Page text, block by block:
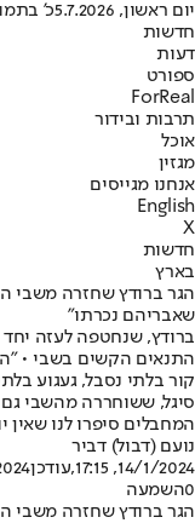
יום ראשון, 5.7.2026
כ'
חדשות
דעות
ספורט
ForReal
תרבות ובידור
אוכל
מגזין
אנחנו מגייסים
English
X
חדשות
בארץ
הגר ברודץ שחזרה משבי
שאבריהם נכרתו"
התנאים הקשים בשבי •
קור בלתי נסבל, געגוע
סיגל, ששוחררה מהשבי
המחבלים סיפרו לנו שאין
נועם (דבול) דביר
14/1/2024, 17:15
,עודכן17:36
0השמעה
הגר ברודץ שחזרה משבי